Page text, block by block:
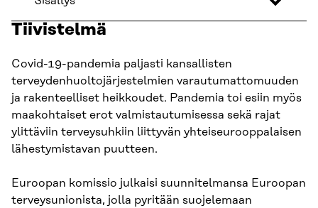
Tiivistelmä
Covid-19-pandemia paljasti kansallisten
terveydenhuoltojärjestelmien varautumattomuuden
ja rakenteelliset heikkoudet. Pandemia toi esiin myös
maakohtaiset erot valmistautumisessa sekä rajat
ylittäviin terveysuhkiin liittyvän yhteiseurooppalaisen
lähestymistavan puutteen.
Euroopan komissio julkaisi suunnitelmansa Euroopan
terveysunionista, jolla pyritään suojelemaan